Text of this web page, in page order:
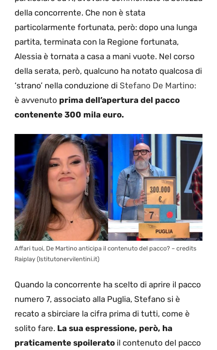
della concorrente. Che non è stata
particolarmente fortunata, però: dopo una lunga
partita, terminata con la Regione fortunata,
Alessia è tornata a casa a mani vuote. Nel corso
della serata, però, qualcuno ha notato qualcosa di
‘strano’ nella conduzione di Stefano De Martino:
è avvenuto prima dell’apertura del pacco
contenente 300 mila euro.
Affari tuoi, De Martino anticipa il contenuto del pacco? – credits
Raiplay (Istitutonervilentini.it)
Quando la concorrente ha scelto di aprire il pacco
numero 7, associato alla Puglia, Stefano si è
recato a sbirciare la cifra prima di tutti, come è
solito fare. La sua espressione, però, ha
praticamente spoilerato il contenuto del pacco